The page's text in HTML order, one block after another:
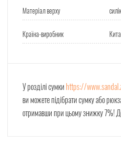
Матеріал верху
Країна-виробник
У розділі сумки https://
ви можете підібрати сумку або
отримавши при цьому знижку 7%!